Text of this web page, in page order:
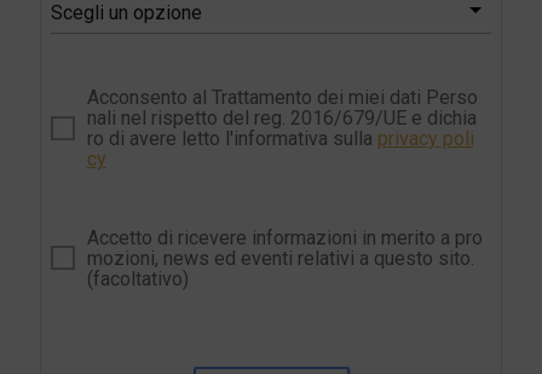
Scegli un opzione
Acconsento al Trattamento dei miei dati Perso
nali nel rispetto del reg. 2016/679/UE e dichia
ro di avere letto l'informativa sulla privacy poli
cy
Accetto di ricevere informazioni in merito a pro
mozioni, news ed eventi relativi a questo sito.
(facoltativo)